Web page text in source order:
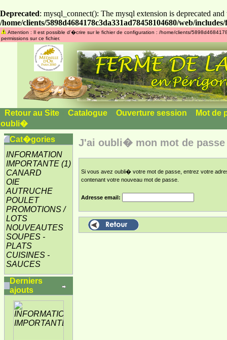
Deprecated: mysql_connect(): The mysql extension is deprecated
/home/clients/5898d4684178c3da331ad78458104680/web/
Attention : Il est possible d'�crire sur le fichier de configuration : /home/clients/
permissions sur ce fichier.
Retour au Site Catalogue Ouverture session
Mot de
oubli�
Cat�gories
INFORMATION
IMPORTANTE (1)
CANARD
OIE
AUTRUCHE
POULET
PROMOTIONS /
LOTS
NOUVEAUTES
SOUPES -
PLATS
CUISINES -
SAUCES
Derniers
ajouts
J'ai oubli� mon mot de
Si vous avez oubli� votre mot de passe, entrez votre
contenant votre nouveau mot de passe.
Adresse email: